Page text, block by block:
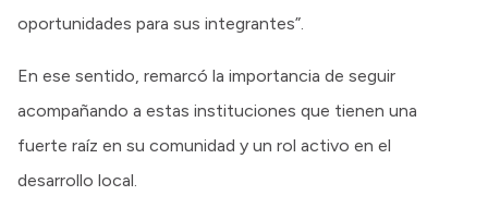
oportunidades para sus integrantes”.
En ese sentido, remarcó la importancia de seguir
acompañando a estas instituciones que tienen una
fuerte raíz en su comunidad y un rol activo en el
desarrollo local.